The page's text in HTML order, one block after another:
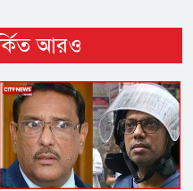
আরও